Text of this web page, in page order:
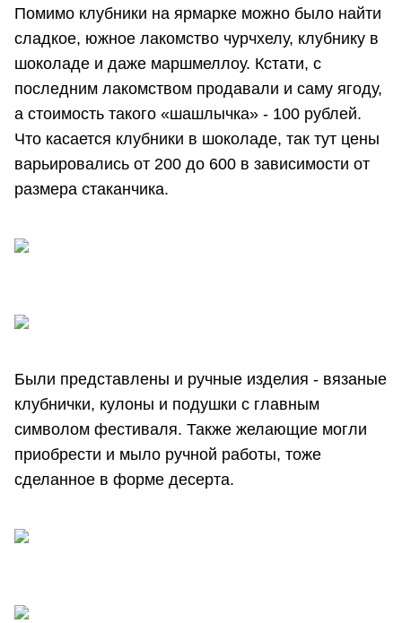
Помимо клубники на ярмарке можно было найти
сладкое, южное лакомство чурчхелу, клубнику в
шоколаде и даже маршмеллоу. Кстати, с
последним лакомством продавали и саму ягоду,
а стоимость такого «шашлычка» - 100 рублей.
Что касается клубники в шоколаде, так тут цены
варьировались от 200 до 600 в зависимости от
размера стаканчика.
Были представлены и ручные изделия - вязаные
клубнички, кулоны и подушки с главным
символом фестиваля. Также желающие могли
приобрести и мыло ручной работы, тоже
сделанное в форме десерта.